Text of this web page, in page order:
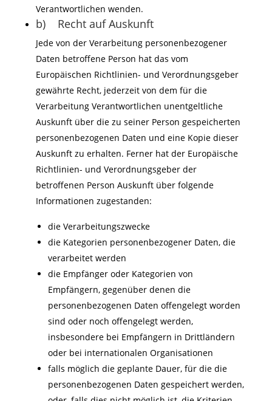
Verantwortlichen wenden.
b) Recht auf Auskunft
Jede von der Verarbeitung personenbezogener
Daten betroffene Person hat das vom
Europäischen Richtlinien- und Verordnungsgeber
gewährte Recht, jederzeit von dem für die
Verarbeitung Verantwortlichen unentgeltliche
Auskunft über die zu seiner Person gespeicherten
personenbezogenen Daten und eine Kopie dieser
Auskunft zu erhalten. Ferner hat der Europäische
Richtlinien- und Verordnungsgeber der
betroffenen Person Auskunft über folgende
Informationen zugestanden:
die Verarbeitungszwecke
die Kategorien personenbezogener Daten, die
verarbeitet werden
die Empfänger oder Kategorien von
Empfängern, gegenüber denen die
personenbezogenen Daten offengelegt worden
sind oder noch offengelegt werden,
insbesondere bei Empfängern in Drittländern
oder bei internationalen Organisationen
falls möglich die geplante Dauer, für die die
personenbezogenen Daten gespeichert werden,